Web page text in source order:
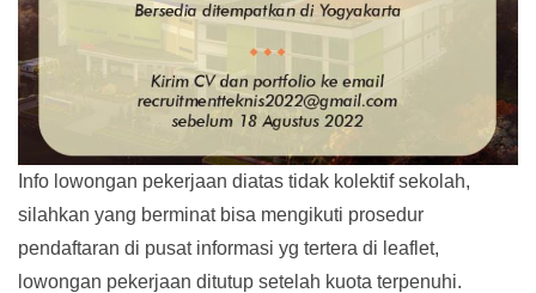
Info lowongan pekerjaan diatas tidak kolektif sekolah,
silahkan yang berminat bisa mengikuti prosedur
pendaftaran di pusat informasi yg tertera di leaflet,
lowongan pekerjaan ditutup setelah kuota terpenuhi.